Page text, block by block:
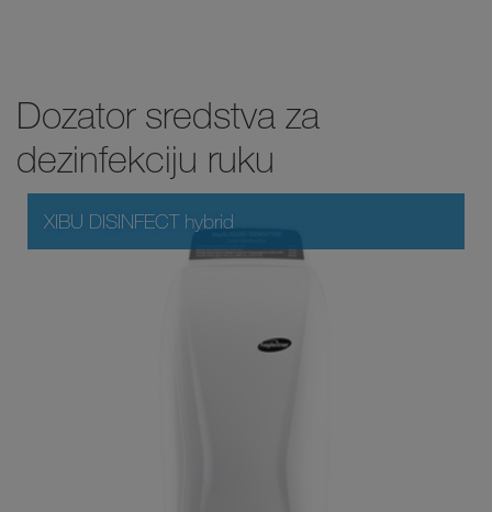
Dozator sredstva za
dezinfekciju ruku
XIBU DISINFECT hybrid